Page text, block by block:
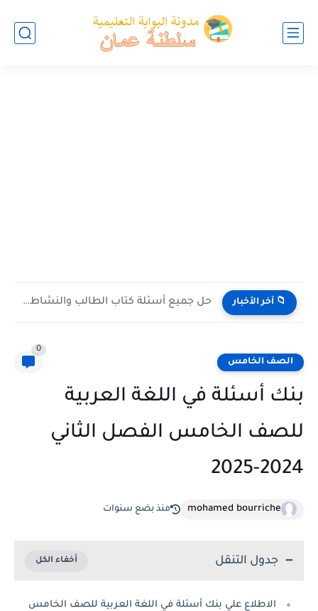
📁 آخر الأخبار حل جميع أسئلة كتاب الطالب والنشاط في الاحياء للصف العاشر...
الصف الخامس
0
بنك أسئلة في اللغة العربية
للصف الخامس الفصل الثاني
2024-2025
mohamed bourriche منذ بضع سنوات
جدول التنقل
الاطلاع علي بنك أسئلة في اللغة العربية للصف الخامس